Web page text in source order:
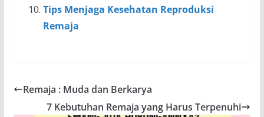
Tips Menjaga Kesehatan Reproduksi
Remaja
Remaja : Muda dan Berkarya
7 Kebutuhan Remaja yang Harus Terpenuhi